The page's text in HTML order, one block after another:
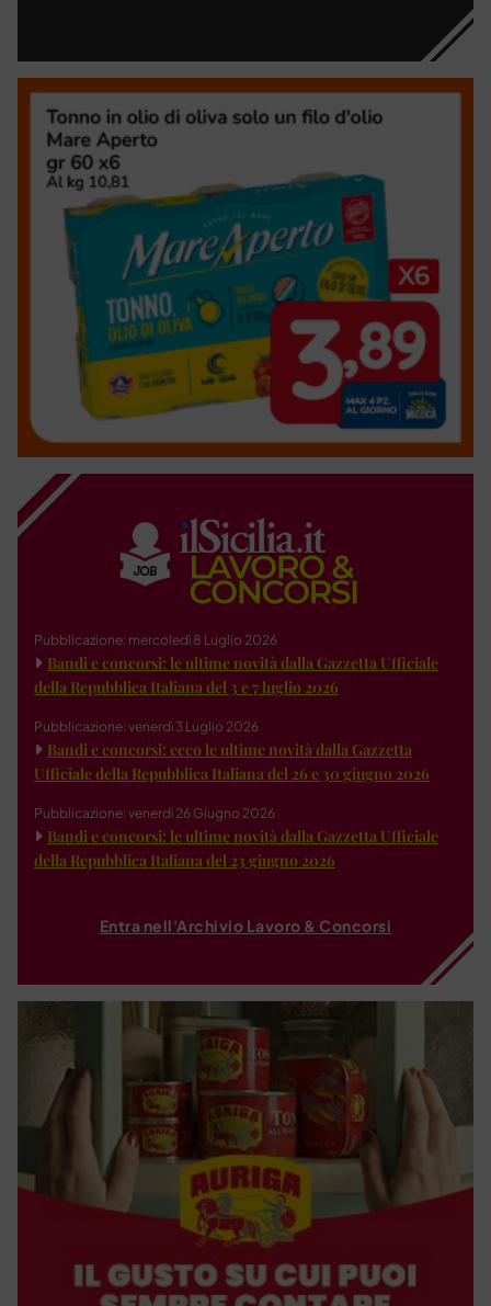
Pubblicazione: mercoledì 8 Luglio 2026
Bandi e concorsi: le ultime novità dalla Gazzetta Ufficiale
della Repubblica Italiana del 3 e 7 luglio 2026
Pubblicazione: venerdì 3 Luglio 2026
Bandi e concorsi: ecco le ultime novità dalla Gazzetta
Ufficiale della Repubblica Italiana del 26 e 30 giugno 2026
Pubblicazione: venerdì 26 Giugno 2026
Bandi e concorsi: le ultime novità dalla Gazzetta Ufficiale
della Repubblica Italiana del 23 giugno 2026
Entra nell'Archivio Lavoro & Concorsi